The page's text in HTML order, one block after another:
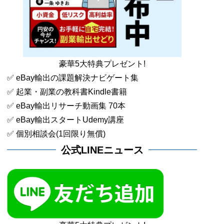
豪華5大特典プレゼント!
✅ eBay輸出の課題解決ナビゲート集
✅ 起業・副業の教科書Kindle書籍
✅ eBay輸出リサーチ動画集 70本
✅ eBay輸出スタートUdemy講座
✅ 個別相談会(1回限り無償)
公式LINEニュース